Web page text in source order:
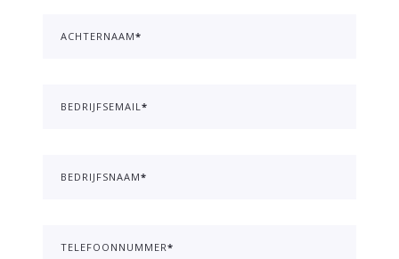
ACHTERNAAM*
BEDRIJFSEMAIL*
BEDRIJFSNAAM*
TELEFOONNUMMER*